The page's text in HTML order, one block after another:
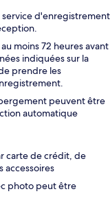
d'enregistrement
moins 72 heures avant
indiquées sur la
prendre les
peuvent être
automatique
carte de crédit, de
accessoires
photo peut être